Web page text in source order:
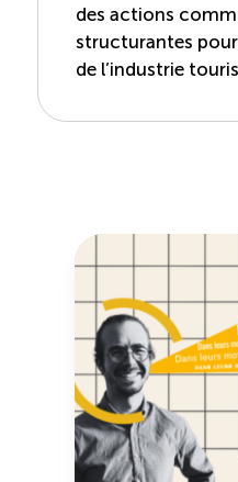
des actions
structurantes pour
de l’industrie